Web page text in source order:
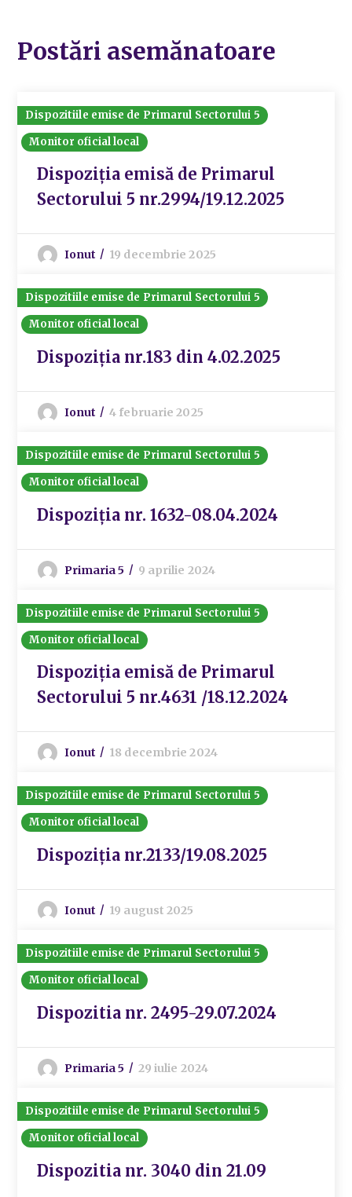
Postări asemănatoare
Dispozitiile emise de Primarul Sectorului 5
Monitor oficial local
Dispoziția emisă de Primarul
Sectorului 5 nr.2994/19.12.2025
Ionut 19 decembrie 2025
Dispozitiile emise de Primarul Sectorului 5
Monitor oficial local
Dispoziția nr.183 din 4.02.2025
Ionut 4 februarie 2025
Dispozitiile emise de Primarul Sectorului 5
Monitor oficial local
Dispoziția nr. 1632-08.04.2024
Primaria 5 9 aprilie 2024
Dispozitiile emise de Primarul Sectorului 5
Monitor oficial local
Dispoziția emisă de Primarul
Sectorului 5 nr.4631 /18.12.2024
Ionut 18 decembrie 2024
Dispozitiile emise de Primarul Sectorului 5
Monitor oficial local
Dispoziția nr.2133/19.08.2025
Ionut 19 august 2025
Dispozitiile emise de Primarul Sectorului 5
Monitor oficial local
Dispozitia nr. 2495-29.07.2024
Primaria 5 29 iulie 2024
Dispozitiile emise de Primarul Sectorului 5
Monitor oficial local
Dispozitia nr. 3040 din 21.09